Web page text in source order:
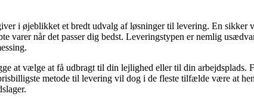
i øjeblikket et bredt udvalg af løsninger til levering. En sikker
varer når det passer dig bedst. Leveringstypen er nemlig
at vælge at få udbragt til din lejlighed eller til din arbejdsplads.
metode til levering vil dog i de fleste tilfælde være at